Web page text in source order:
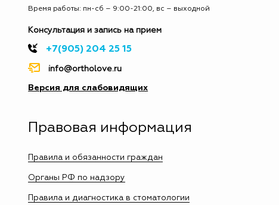
Время работы: пн-сб – 9:00-21:00, вс – выходной
Консультация и запись на прием
+7(905) 204 25 15
info@ortholove.ru
Версия для слабовидящих
Правовая информация
Правила и обязанности граждан
Органы РФ по надзору
Правила и диагностика в стоматологии